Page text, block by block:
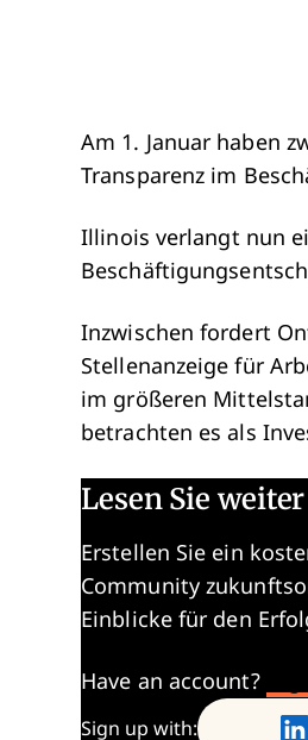
Am 1. Januar haben
Transparenz im
Illinois verlangt nun
Inzwischen fordert
Stellenanzeige für
im größeren
betrachten es als
Lesen Sie
Erstellen Sie ein
Community
Einblicke für den
Have an account?
Sign up with: